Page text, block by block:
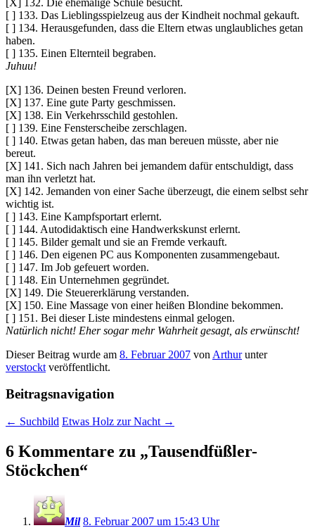
[ ] 133. Das Lieblingsspielzeug aus der Kindheit nochmal gekauft.
[ ] 134. Herausgefunden, dass die Eltern etwas unglaubliches getan
haben.
[ ] 135. Einen Elternteil begraben.
Juhuu!
[X] 136. Deinen besten Freund verloren.
[X] 137. Eine gute Party geschmissen.
[X] 138. Ein Verkehrsschild gestohlen.
[ ] 139. Eine Fensterscheibe zerschlagen.
[ ] 140. Etwas getan haben, das man bereuen müsste, aber nie
bereut.
[X] 141. Sich nach Jahren bei jemandem dafür entschuldigt, dass
man ihn verletzt hat.
[X] 142. Jemanden von einer Sache überzeugt, die einem selbst sehr
wichtig ist.
[ ] 143. Eine Kampfsportart erlernt.
[ ] 144. Autodidaktisch eine Handwerkskunst erlernt.
[ ] 145. Bilder gemalt und sie an Fremde verkauft.
[ ] 146. Den eigenen PC aus Komponenten zusammengebaut.
[ ] 147. Im Job gefeuert worden.
[ ] 148. Ein Unternehmen gegründet.
[X] 149. Die Steuererklärung verstanden.
[X] 150. Eine Massage von einer heißen Blondine bekommen.
[ ] 151. Bei dieser Liste mindestens einmal gelogen.
Natürlich nicht! Eher sogar mehr Wahrheit gesagt, als erwünscht!
Dieser Beitrag wurde am 8. Februar 2007 von Arthurunter
verstockt veröffentlicht.
Beitragsnavigation
← Suchbild Etwas Holz zur Nacht →
6 Kommentare zu „Tausendfüßler-
Stöckchen“
Mil 8. Februar 2007 um 15:43 Uhr